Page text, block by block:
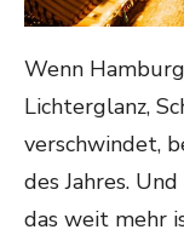
Wenn
Lichterglanz,
verschwindet,
des Jahres.
das weit mehr